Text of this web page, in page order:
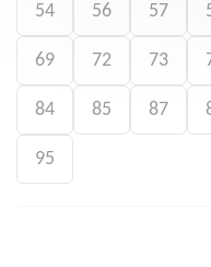
54 56 57
69 72 73
84 85 87
95